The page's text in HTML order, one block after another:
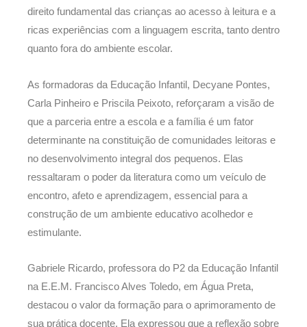
direito fundamental das crianças ao acesso à leitura e a
ricas experiências com a linguagem escrita, tanto dentro
quanto fora do ambiente escolar.
As formadoras da Educação Infantil, Decyane Pontes,
Carla Pinheiro e Priscila Peixoto, reforçaram a visão de
que a parceria entre a escola e a família é um fator
determinante na constituição de comunidades leitoras e
no desenvolvimento integral dos pequenos. Elas
ressaltaram o poder da literatura como um veículo de
encontro, afeto e aprendizagem, essencial para a
construção de um ambiente educativo acolhedor e
estimulante.
Gabriele Ricardo, professora do P2 da Educação Infantil
na E.E.M. Francisco Alves Toledo, em Água Preta,
destacou o valor da formação para o aprimoramento de
sua prática docente. Ela expressou que a reflexão sobre